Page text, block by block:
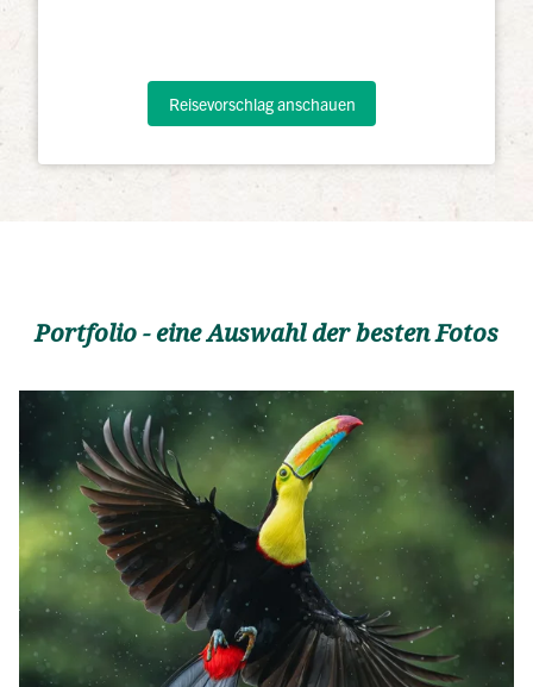
Reisevorschlag anschauen
Portfolio - eine Auswahl der besten Fotos